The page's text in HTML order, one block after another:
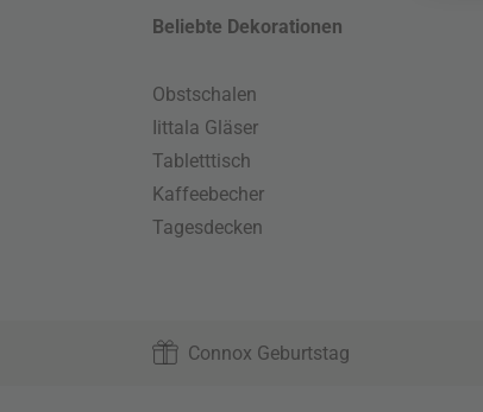
Beliebte Dekorationen
Obstschalen
Iittala Gläser
Tabletttisch
Kaffeebecher
Tagesdecken
Connox Geburtstag